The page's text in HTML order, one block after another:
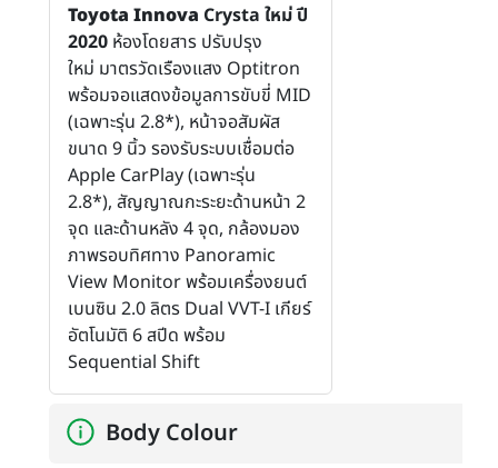
Toyota Innova Crysta ใหม่ ปี
2020 ห้องโดยสาร ปรับปรุง
ใหม่ มาตรวัดเรืองแสง Optitron
พร้อมจอแสดงข้อมูลการขับขี่ MID
(เฉพาะรุ่น 2.8*), หน้าจอสัมผัส
ขนาด 9 นิ้ว รองรับระบบเชื่อมต่อ
Apple CarPlay (เฉพาะรุ่น
2.8*), สัญญาณกะระยะด้านหน้า 2
จุด และด้านหลัง 4 จุด, กล้องมอง
ภาพรอบทิศทาง Panoramic
View Monitor พร้อมเครื่องยนต์
เบนซิน 2.0 ลิตร Dual VVT-I เกียร์
อัตโนมัติ 6 สปีด พร้อม
Sequential Shift
Body Colour